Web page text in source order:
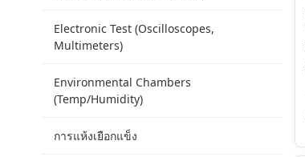
Electronic Test (Oscilloscopes,
Multimeters)
Environmental Chambers
(Temp/Humidity)
การแห้งเยือกแข็ง